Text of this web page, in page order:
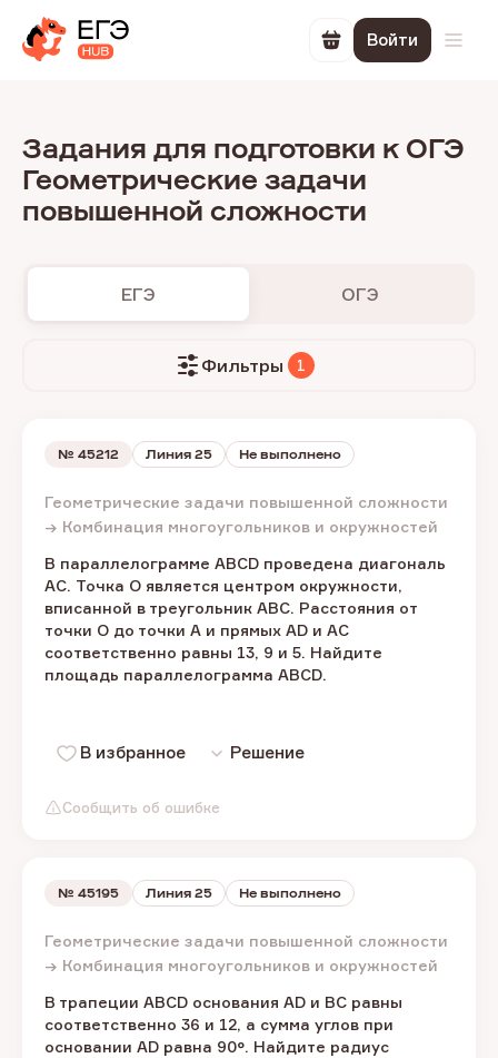
Перейти в
Войти
Задания для подготовки к ОГЭ
Геометрические задачи
повышенной сложности
ЕГЭ ОГЭ
Фильтры 1
№ 45212 Линия 25 Не выполнено
Сообщить об ошибке
Геометрические задачи повышенной сложности
→ Комбинация многоугольников и окружностей
В параллелограмме ABCD проведена диагональ
AC. Точка O является центром окружности,
вписанной в треугольник ABC. Расстояния от
точки O до точки A и прямых AD и AC
соответственно равны 13, 9 и 5. Найдите
площадь параллелограмма ABCD.
В избранное Решение
№ 45195 Линия 25 Не выполнено
Геометрические задачи повышенной сложности
→ Комбинация многоугольников и окружностей
В трапеции ABCD основания AD и BC равны
соответственно 36 и 12, а сумма углов при
основании AD равна 90°. Найдите радиус